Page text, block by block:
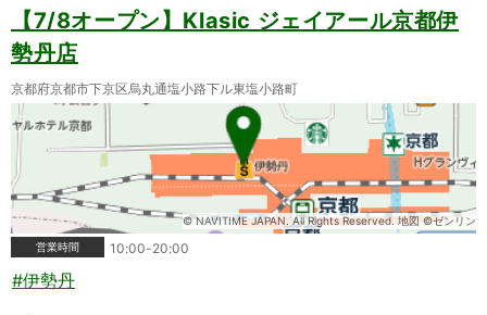
【7/8オープン】Klasic ジェイアール京都伊
勢丹店
京都府京都市下京区烏丸通塩小路下ル東塩小路町
© NAVITIME JAPAN. All Rights Reserved. 地図 ©ゼンリン
営業時間
10:00-20:00
#伊勢丹